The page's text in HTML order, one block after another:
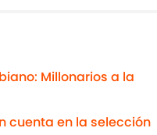
Millonarios a la
cuenta en la selección